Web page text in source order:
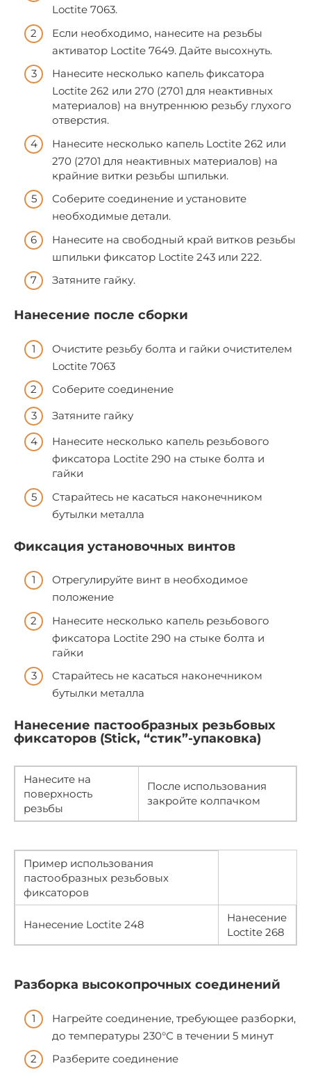
Loctite 7063.
Если необходимо, нанесите на резьбы
активатор Loctite 7649. Дайте высохнуть.
Нанесите несколько капель фиксатора
Loctite 262 или 270 (2701 для неактивных
материалов) на внутреннюю резьбу глухого
отверстия.
Нанесите несколько капель Loctite 262 или
270 (2701 для неактивных материалов) на
крайние витки резьбы шпильки.
Соберите соединение и установите
необходимые детали.
Нанесите на свободный край витков резьбы
шпильки фиксатор Loctite 243 или 222.
Затяните гайку.
Нанесение после сборки
Очистите резьбу болта и гайки очистителем
Loctite 7063
Соберите соединение
Затяните гайку
Нанесите несколько капель резьбового
фиксатора Loctite 290 на стыке болта и
гайки
Старайтесь не касаться наконечником
бутылки металла
Фиксация установочных винтов
Отрегулируйте винт в необходимое
положение
Нанесите несколько капель резьбового
фиксатора Loctite 290 на стыке болта и
гайки
Старайтесь не касаться наконечником
бутылки металла
Нанесение пастообразных резьбовых
фиксаторов (Stick, “стик”-упаковка)
Нанесите на
поверхность
резьбы
После использования
закройте колпачком
Пример использования
пастообразных резьбовых
фиксаторов
Нанесение Loctite 248
Нанесение
Loctite 268
Разборка высокопрочных соединений
Нагрейте соединение, требующее разборки,
до температуры 230°С в течении 5 минут
Разберите соединение